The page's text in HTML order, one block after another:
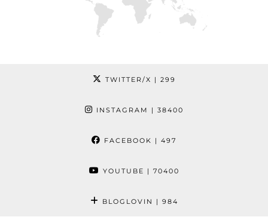
TWITTER/X | 299
INSTAGRAM | 38400
FACEBOOK | 497
YOUTUBE | 70400
BLOGLOVIN | 984